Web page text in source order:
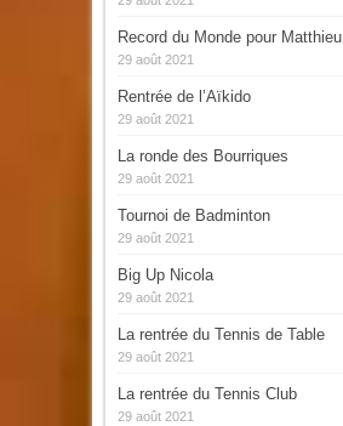
Record du Monde pour Matthieu
29 août 2021
Rentrée de l’Aïkido
29 août 2021
La ronde des Bourriques
29 août 2021
Tournoi de Badminton
29 août 2021
Big Up Nicola
29 août 2021
La rentrée du Tennis de Table
29 août 2021
La rentrée du Tennis Club
29 août 2021